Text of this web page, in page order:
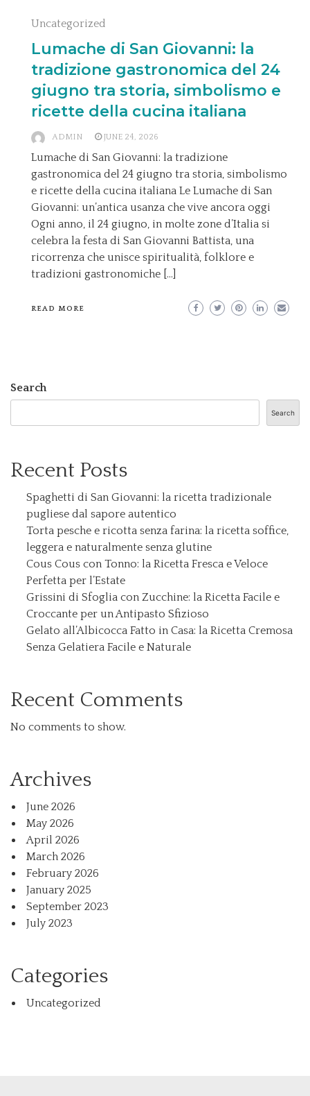
Uncategorized
Lumache di San Giovanni: la
tradizione gastronomica del 24
giugno tra storia, simbolismo e
ricette della cucina italiana
ADMIN JUNE 24, 2026
Lumache di San Giovanni: la tradizione
gastronomica del 24 giugno tra storia, simbolismo
e ricette della cucina italiana Le Lumache di San
Giovanni: un’antica usanza che vive ancora oggi
Ogni anno, il 24 giugno, in molte zone d’Italia si
celebra la festa di San Giovanni Battista, una
ricorrenza che unisce spiritualità, folklore e
tradizioni gastronomiche […]
READ MORE
Search
Search
Recent Posts
Spaghetti di San Giovanni: la ricetta tradizionale
pugliese dal sapore autentico
Torta pesche e ricotta senza farina: la ricetta soffice,
leggera e naturalmente senza glutine
Cous Cous con Tonno: la Ricetta Fresca e Veloce
Perfetta per l’Estate
Grissini di Sfoglia con Zucchine: la Ricetta Facile e
Croccante per un Antipasto Sfizioso
Gelato all’Albicocca Fatto in Casa: la Ricetta Cremosa
Senza Gelatiera Facile e Naturale
Recent Comments
No comments to show.
Archives
June 2026
May 2026
April 2026
March 2026
February 2026
January 2025
September 2023
July 2023
Categories
Uncategorized